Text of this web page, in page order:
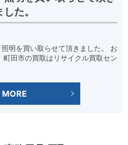
した。
明を買い取らせて頂きました。 お
町田市の買取はリサイクル買取セン
MORE